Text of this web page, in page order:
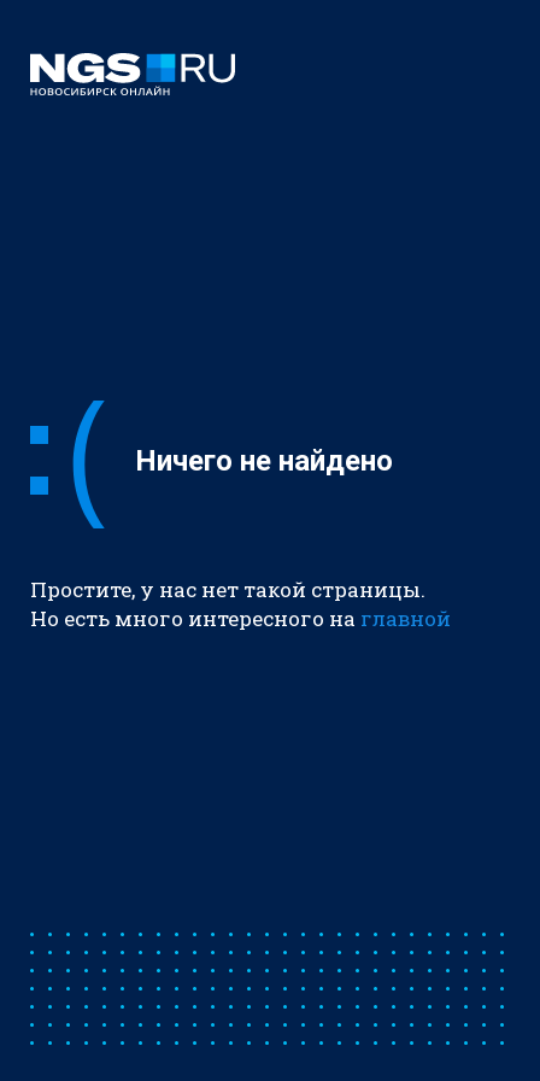
Ничего не найдено
Простите, у нас нет такой страницы.
Но есть много интересного на главной